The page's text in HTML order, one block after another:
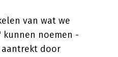
van wat we
kunnen noemen -
aantrekt door